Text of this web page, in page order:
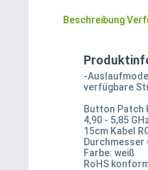
Beschreibung
-
verfügbare
Button Patch
4,90 - 5,85
15cm Kabel
Durchmesser
Farbe: weiß
RoHS